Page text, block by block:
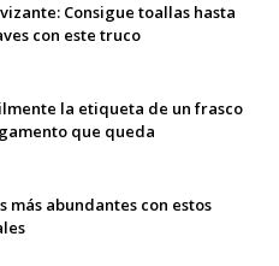
Consigue toallas hasta
con este truco
la etiqueta de un frasco
que queda
más abundantes con estos